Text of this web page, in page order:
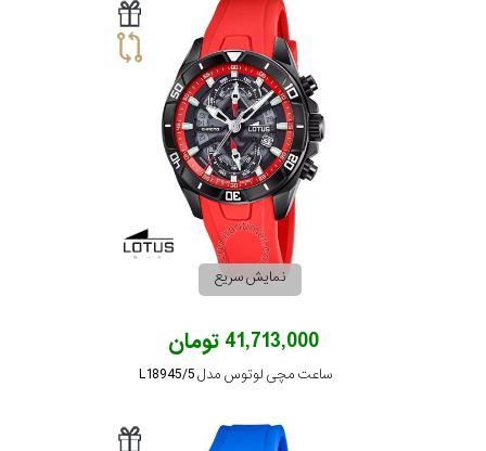
نمایش سریع
41,713,000 تومان
ساعت مچی لوتوس مدل L18945/5